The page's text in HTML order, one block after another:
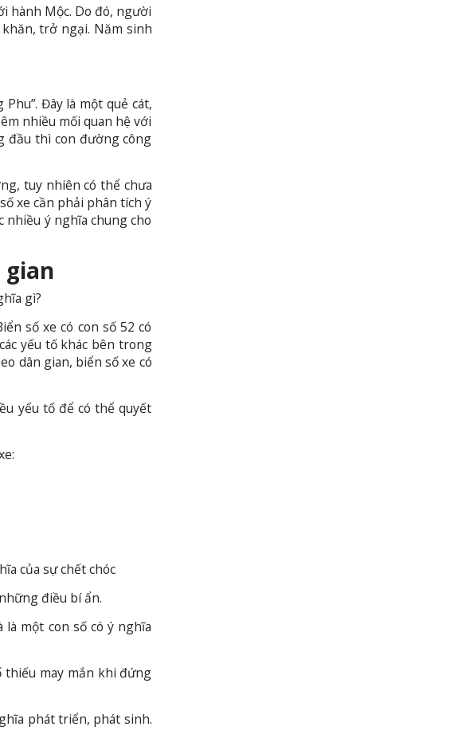
hành Mộc. Do đó, người
trở ngại. Năm sinh
Đây là một quẻ cát,
nhiều mối quan hệ với
đầu thì con đường công
tuy nhiên có thể chưa
xe cần phải phân tích ý
nhiều ý nghĩa chung cho
gian
gì?
số xe có con số 52 có
yếu tố khác bên trong
dân gian, biển số xe có
yếu tố để có thể quyết
của sự chết chóc
điều bí ẩn.
là một con số có ý nghĩa
thiếu may mắn khi đứng
phát triển, phát sinh.